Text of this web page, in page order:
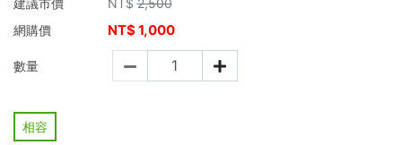
網購價
NT$1,000
數量
相容